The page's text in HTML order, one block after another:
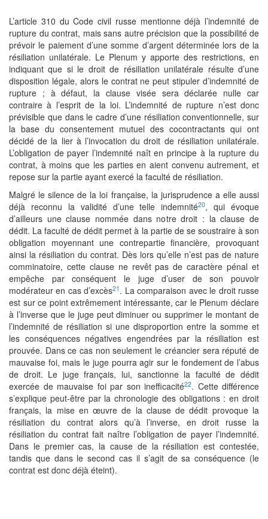
L’article 310 du Code civil russe mentionne déjà l’indemnité de
rupture du contrat, mais sans autre précision que la possibilité de
prévoir le paiement d’une somme d’argent déterminée lors de la
résiliation unilatérale. Le Plenum y apporte des restrictions, en
indiquant que si le droit de résiliation unilatérale résulte d’une
disposition légale, alors le contrat ne peut stipuler d’indemnité de
rupture ; à défaut, la clause visée sera déclarée nulle car
contraire à l’esprit de la loi. L’indemnité de rupture n’est donc
prévisible que dans le cadre d’une résiliation conventionnelle, sur
la base du consentement mutuel des cocontractants qui ont
décidé de la lier à l’invocation du droit de résiliation unilatérale.
L’obligation de payer l’indemnité naît en principe à la rupture du
contrat, à moins que les parties en aient convenu autrement, et
repose sur la partie ayant exercé la faculté de résiliation.
Malgré le silence de la loi française, la jurisprudence a elle aussi
déjà reconnu la validité d’une telle indemnité20, qui évoque
d’ailleurs une clause nommée dans notre droit : la clause de
dédit. La faculté de dédit permet à la partie de se soustraire à son
obligation moyennant une contrepartie financière, provoquant
ainsi la résiliation du contrat. Dès lors qu’elle n’est pas de nature
comminatoire, cette clause ne revêt pas de caractère pénal et
empêche par conséquent le juge d’user de son pouvoir
modérateur en cas d’excès21 . La comparaison avec le droit russe
est sur ce point extrêmement intéressante, car le Plenum déclare
à l’inverse que le juge peut diminuer ou supprimer le montant de
l’indemnité de résiliation si une disproportion entre la somme et
les conséquences négatives engendrées par la résiliation est
prouvée. Dans ce cas non seulement le créancier sera réputé de
mauvaise foi, mais le juge pourra agir sur le fondement de l’abus
de droit. Le juge français, lui, sanctionne la faculté de dédit
exercée de mauvaise foi par son inefficacité22. Cette différence
s’explique peut-être par la chronologie des obligations : en droit
français, la mise en œuvre de la clause de dédit provoque la
résiliation du contrat alors qu’à l’inverse, en droit russe la
résiliation du contrat fait naître l’obligation de payer l’indemnité.
Dans le premier cas, la cause de la résiliation est contestée,
tandis que dans le second cas il s’agit de sa conséquence (le
contrat est donc déjà éteint).